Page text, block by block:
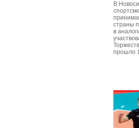
В
страны
в
прошло